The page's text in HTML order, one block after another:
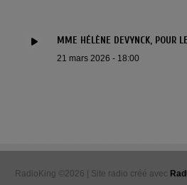
MME HÉLÈNE DEVYNCK, POUR
21 mars 2026 - 18:00
RadioKing ©2026 | Site radio créé avec